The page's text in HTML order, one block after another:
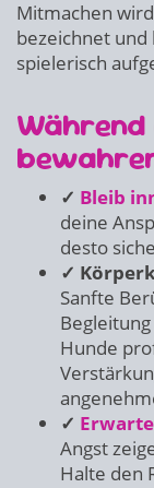
Mitmachen
bezeichnet
spielerisch
Während
✓ Bleib
deine
desto
✓
Sanfte
Hunde
✓
Angst
Halte den